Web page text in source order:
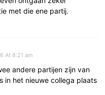
met die ene partij.
At 8:21 am
andere partijen zijn van
in het nieuwe collega plaats